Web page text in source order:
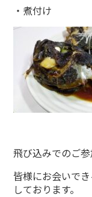
・煮付け
飛び込みでのご
皆様にお会いで
しております。